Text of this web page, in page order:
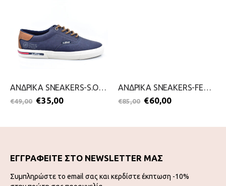
ΑΝΔΡΙΚΑ SNEAKERS-S.OLIVER-2099-0097-ΜΠΛΕ
€49,00 €35,00
ΑΝΔΡΙΚΑ SNEAKERS-FENTINI-2099-0547-ΜΠΛΕ
€85,00 €60,00
ΕΓΓΡΑΦΕΙΤΕ ΣΤΟ NEWSLETTER ΜΑΣ
Συμπληρώστε το email σας και κερδίστε έκπτωση -10%